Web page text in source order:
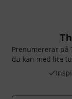
Prenumererar på
du kan med lite